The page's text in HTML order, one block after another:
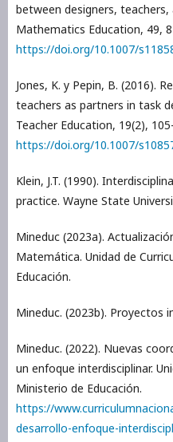
between designers,
Mathematics Education, 49,
https://doi.org/10.1007/
Jones, K. y Pepin, B. (2016).
teachers as partners in task
Teacher Education, 19(2),
https://doi.org/10.1007/
Klein, J.T. (1990).
practice. Wayne State
Mineduc (2023a).
Matemática. Unidad de
Educación.
Mineduc. (2023b). Proyectos
Mineduc. (2022). Nuevas
un enfoque interdisciplinar.
Ministerio de Educación.
https://
desarrollo-enfoque-